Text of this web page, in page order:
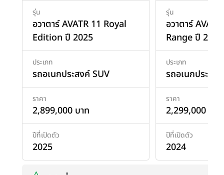
รุ่น
อวาตาร์ AVATR 11 Royal
Edition ปี 2025
ประเภท
รถอเนกประสงค์ SUV
ราคา
2,899,000 บาท
ปีที่เปิดตัว
2025
รุ่น
อวาตาร์
Range ปี 2024
ประเภท
รถอเนกประสง
ราคา
2,299,000 บาท
ปีที่เปิดตัว
2024